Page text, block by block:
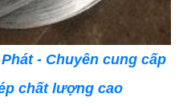
- Chuyên cung cấp
chất lượng cao